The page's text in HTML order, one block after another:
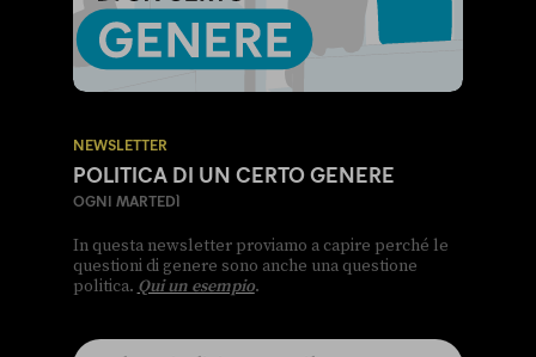
NEWSLETTER
POLITICA DI UN CERTO GENERE
OGNI MARTEDÌ
In questa newsletter proviamo a capire perché le
questioni di genere sono anche una questione
politica. Qui un esempio.